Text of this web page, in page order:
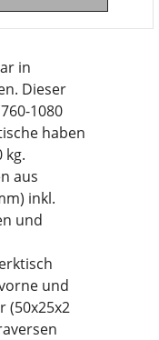
in
Dieser
1080
haben
kg.
aus
inkl.
und
und
(50x25x2